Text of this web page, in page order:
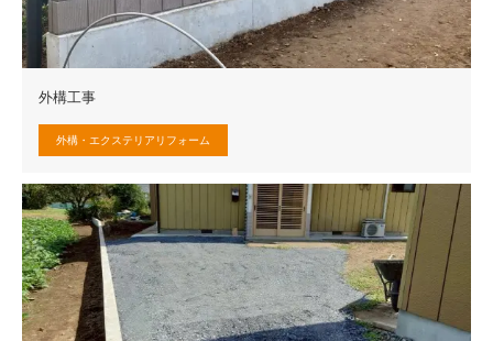
外構工事
外構・エクステリアリフォーム